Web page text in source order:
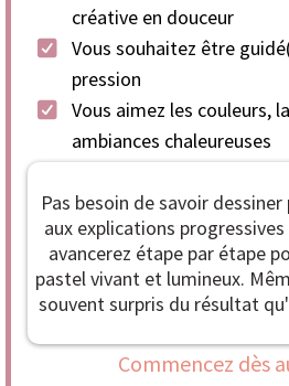
créative en douceur
Vous souhaitez être
pression
Vous aimez les couleurs,
ambiances chaleureuses
Pas besoin de savoir
aux explications
avancerez étape par étape
pastel vivant et lumineux.
souvent surpris du résultat
Commencez dès